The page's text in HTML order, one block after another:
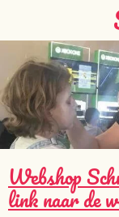
naar
de
hoofdinhoud
Webshop
link naar de